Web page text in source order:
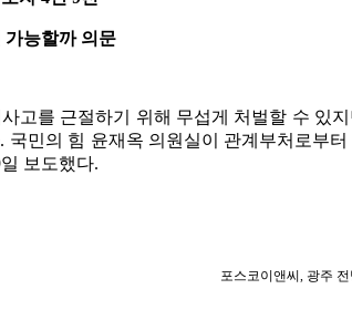
가능할까 의문
고를 근절하기 위해 무섭게 처벌할 수 있
국민의 힘 윤재옥 의원실이 관계부처로부
보도했다.
포스코이앤씨, 광주